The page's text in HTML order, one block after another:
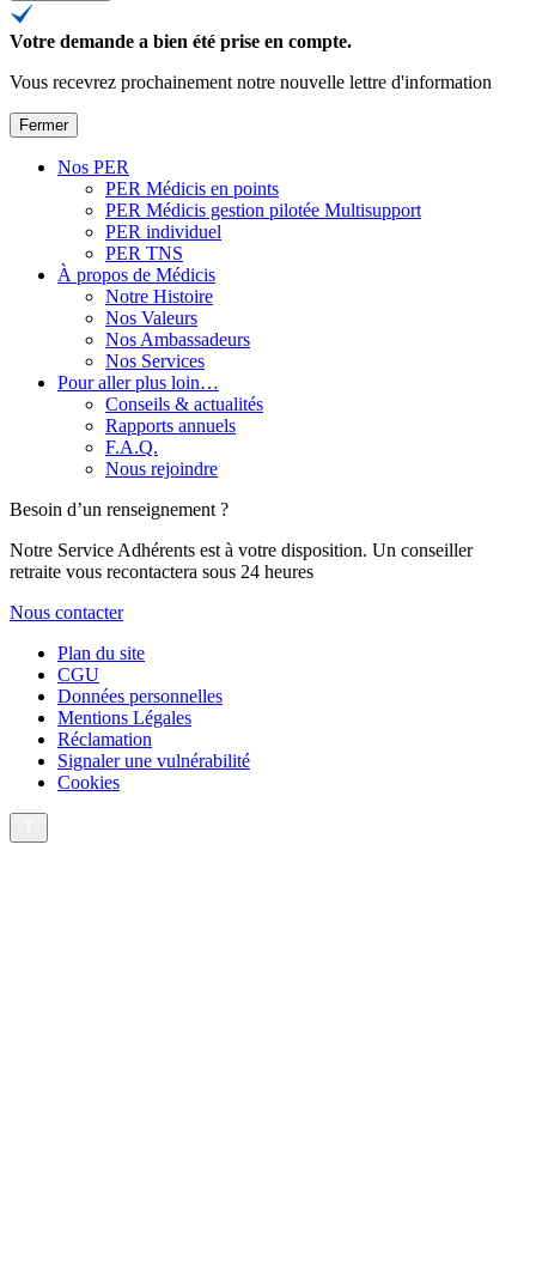
Votre demande a bien été prise en compte.
Vous recevrez prochainement notre nouvelle lettre d'information
Fermer
Nos PER
PER Médicis en points
PER Médicis gestion pilotée Multisupport
PER individuel
PER TNS
À propos de Médicis
Notre Histoire
Nos Valeurs
Nos Ambassadeurs
Nos Services
Pour aller plus loin…
Conseils & actualités
Rapports annuels
F.A.Q.
Nous rejoindre
Besoin d’un renseignement ?
Notre Service Adhérents est à votre disposition. Un conseiller
retraite vous recontactera sous 24 heures
Nous contacter
Plan du site
CGU
Données personnelles
Mentions Légales
Réclamation
Signaler une vulnérabilité
Cookies